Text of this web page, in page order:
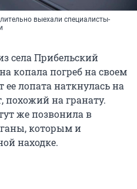
выехали специалисты-
села Прибельский
копала погреб на своем
ее лопата наткнулась на
похожий на гранату.
же позвонила в
которым и
находке.